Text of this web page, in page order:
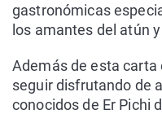
gastronómicas
los amantes del atún
Además de esta carta
seguir disfrutando de
conocidos de Er Pichi